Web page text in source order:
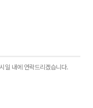
일 내에 연락드리겠습니다.